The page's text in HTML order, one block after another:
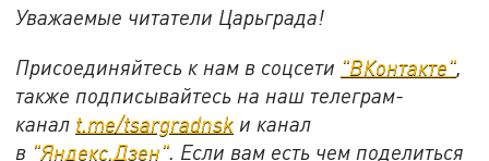
Уважаемые читатели Царьграда!
Присоединяйтесь к нам в соцсети "ВКонтакте",
также подписывайтесь на наш телеграм-
канал t.me/tsargradnsk и канал
в "Яндекс.Дзен". Если вам есть чем поделиться